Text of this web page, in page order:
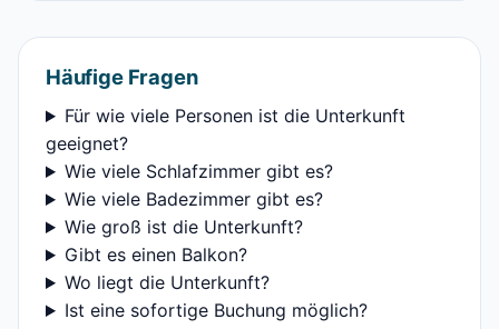
Häufige Fragen
Für wie viele Personen ist die Unterkunft
geeignet?
Wie viele Schlafzimmer gibt es?
Wie viele Badezimmer gibt es?
Wie groß ist die Unterkunft?
Gibt es einen Balkon?
Wo liegt die Unterkunft?
Ist eine sofortige Buchung möglich?